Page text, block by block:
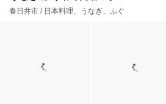
春日井市 / 日本料理、うなぎ、ふぐ